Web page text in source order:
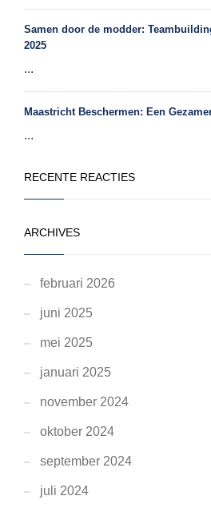
Samen door de modder:
2025
...
Maastricht Beschermen: Een
...
RECENTE REACTIES
ARCHIVES
februari 2026
juni 2025
mei 2025
januari 2025
november 2024
oktober 2024
september 2024
juli 2024